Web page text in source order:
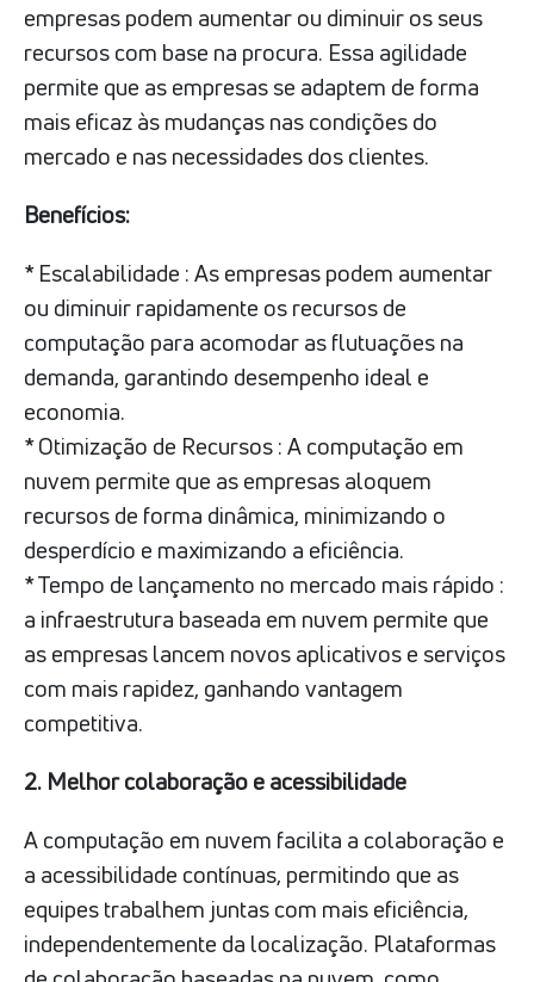
empresas podem aumentar ou diminuir os seus
recursos com base na procura. Essa agilidade
permite que as empresas se adaptem de forma
mais eficaz às mudanças nas condições do
mercado e nas necessidades dos clientes.
Benefícios:
* Escalabilidade : As empresas podem aumentar
ou diminuir rapidamente os recursos de
computação para acomodar as flutuações na
demanda, garantindo desempenho ideal e
economia.
* Otimização de Recursos : A computação em
nuvem permite que as empresas aloquem
recursos de forma dinâmica, minimizando o
desperdício e maximizando a eficiência.
* Tempo de lançamento no mercado mais rápido :
a infraestrutura baseada em nuvem permite que
as empresas lancem novos aplicativos e serviços
com mais rapidez, ganhando vantagem
competitiva.
2. Melhor colaboração e acessibilidade
A computação em nuvem facilita a colaboração e
a acessibilidade contínuas, permitindo que as
equipes trabalhem juntas com mais eficiência,
independentemente da localização. Plataformas